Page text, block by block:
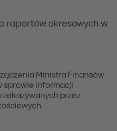
raportów okresowych w
Ministra Finansów
sprawie informacji
przez